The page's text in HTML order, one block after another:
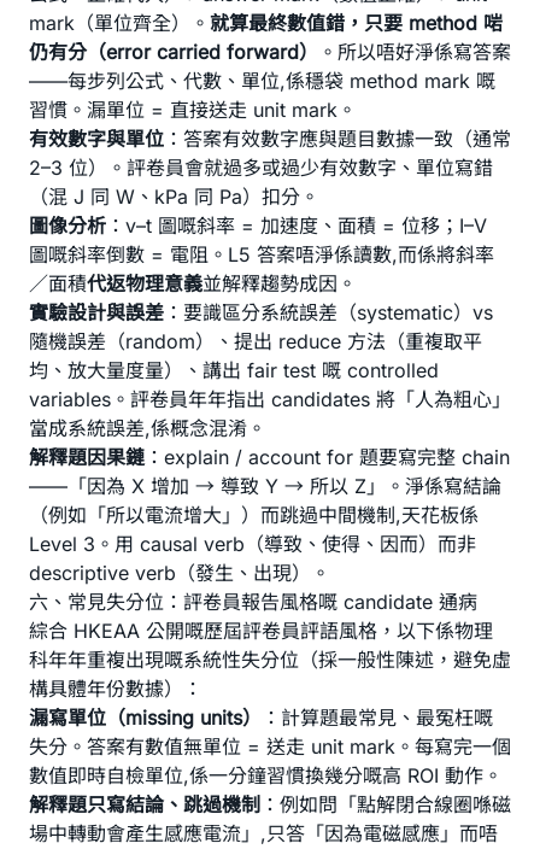
mark（單位齊全）。 就算最終數值錯，只要 method 啱
仍有分（error carried forward）
。所以唔好淨係寫答案
——每步列公式、代數、單位,係穩袋 method mark 嘅
習慣。漏單位 = 直接送走 unit mark。
有效數字與單位 ：答案有效數字應與題目數據一致（通常
2–3 位）。評卷員會就過多或過少有效數字、單位寫錯
（混 J 同 W、kPa 同 Pa）扣分。
圖像分析 ：v–t 圖嘅斜率 = 加速度、面積 = 位移；I–V
圖嘅斜率倒數 = 電阻。L5 答案唔淨係讀數,而係將斜率
／面積代返物理意義並解釋趨勢成因。
實驗設計與誤差 ：要識區分系統誤差（systematic）vs
隨機誤差（random）、提出 reduce 方法（重複取平
均、放大量度量）、講出 fair test 嘅 controlled
variables。評卷員年年指出 candidates 將「人為粗心」
當成系統誤差,係概念混淆。
解釋題因果鏈：explain / account for 題要寫完整 chain
——「因為 X 增加 → 導致 Y → 所以 Z」。淨係寫結論
（例如「所以電流增大」）而跳過中間機制,天花板係
Level 3。用 causal verb（導致、使得、因而）而非
descriptive verb（發生、出現）。
六、常見失分位：評卷員報告風格嘅 candidate 通病
綜合 HKEAA 公開嘅歷屆評卷員評語風格，以下係物理
科年年重複出現嘅系統性失分位（採一般性陳述，避免虛
構具體年份數據）：
漏寫單位（missing units）
：計算題最常見、最冤枉嘅
失分。答案有數值無單位 = 送走 unit mark。每寫完一個
數值即時自檢單位,係一分鐘習慣換幾分嘅高 ROI 動作。
解釋題只寫結論、跳過機制 ：例如問「點解閉合線圈喺磁
場中轉動會產生感應電流」,只答「因為電磁感應」而唔